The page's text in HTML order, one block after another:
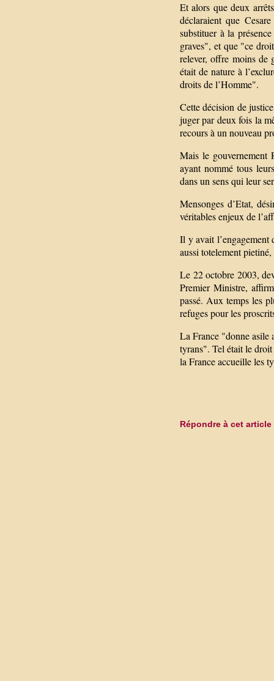
Et alors que deux
déclaraient que
substituer à la
graves", et que "ce
relever, offre moins de
était de nature à
droits de l’Homme".
Cette décision de
juger par deux fois la
recours à un nouveau
Mais le gouvernement
ayant nommé tous
dans un sens qui leur
Mensonges d’Etat,
véritables enjeux de
Il y avait l’engagement
aussi totelement
Le 22 octobre 2003,
Premier Ministre,
passé. Aux temps les
refuges pour les
La France "donne asile
tyrans". Tel était le
la France accueille les
Répondre à cet article